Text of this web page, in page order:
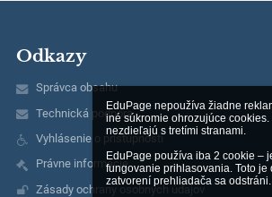
EduPage nepoužíva žiadne
iné súkromie ohrozujúce
nezdieľajú s tretími stranami.
EduPage používa iba 2 cookie –
fungovanie prihlasovania. Toto je
zatvorení prehliadača sa odstráni.
Odkazy
Správca obsahu
Technická podpora
Vyhlásenie o prístupnosti
Právne informácie
Zásady ochrany osobných údajov